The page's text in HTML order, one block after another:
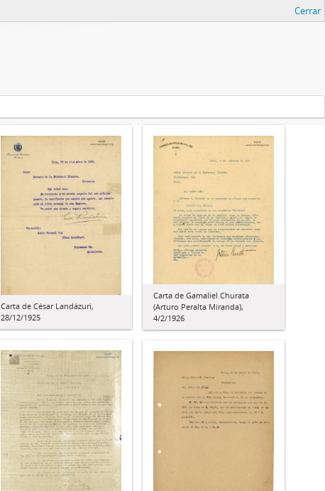
Cerrar
Carta de César Landázuri,
28/12/1925
Carta de Gamaliel Churata
(Arturo Peralta Miranda),
4/2/1926